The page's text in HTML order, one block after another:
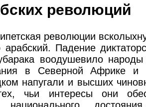
революций
революции
Падение
воодушевило народы
в Северной Африке
напугали и высших
чьи интересы они